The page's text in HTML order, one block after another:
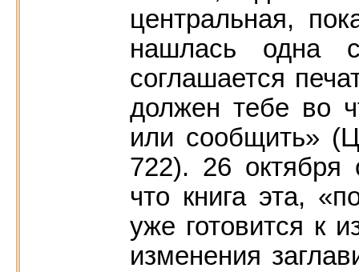
центральная,
нашлась одна
соглашается
должен тебе во
или сообщить»
722). 26 октября
что книга эта,
уже готовится к
изменения